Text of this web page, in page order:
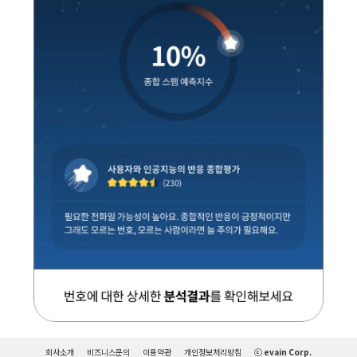
회사소개 비즈니스문의 이용약관 개인정보처리방침 ⓒ evain Corp.